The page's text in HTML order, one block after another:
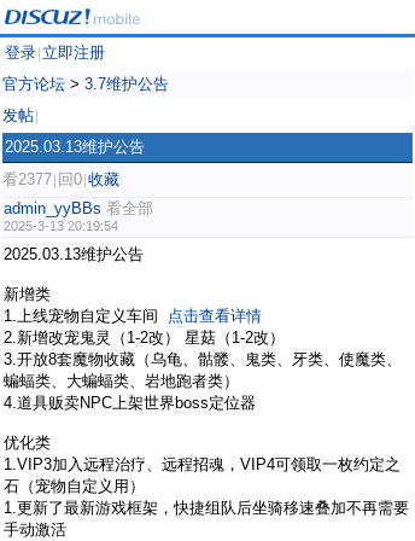
登录 立即注册
官方论坛 > 3.7维护公告
发帖
2025.03.13维护公告
看2377 回0 收藏
admin_yyBBs 看全部
2025-3-13 20:19:54
2025.03.13维护公告
新增类
1.上线宠物自定义车间 点击查看详情
2.新增改宠鬼灵（1-2改） 星菇（1-2改）
3.开放8套魔物收藏（乌龟、骷髅、鬼类、牙类、使魔类、
蝙蝠类、大蝙蝠类、岩地跑者类）
4.道具贩卖NPC上架世界boss定位器
优化类
1.VIP3加入远程治疗、远程招魂，VIP4可领取一枚约定之
石（宠物自定义用）
1.更新了最新游戏框架，快捷组队后坐骑移速叠加不再需要
手动激活